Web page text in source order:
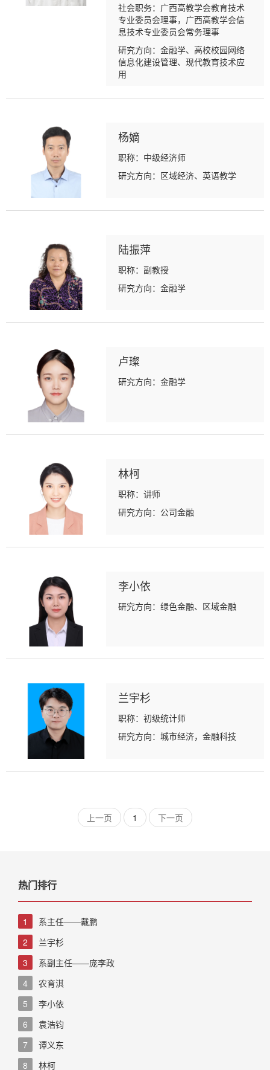
社会职务：广西高教学会教育技术
专业委员会理事，广西高教学会信
息技术专业委员会常务理事
研究方向：金融学、高校校园网络
信息化建设管理、现代教育技术应
用
杨嫡
职称：中级经济师
研究方向：区域经济、英语教学
陆振萍
职称：副教授
研究方向：金融学
卢璨
研究方向：金融学
林柯
职称：讲师
研究方向：公司金融
李小依
研究方向：绿色金融、区域金融
兰宇杉
职称：初级统计师
研究方向：城市经济，金融科技
上一页 1 下一页
热门排行
1
系主任——戴鹏
2
兰宇杉
3
系副主任——庞李政
4
农育淇
5
李小依
6
袁浩钧
7
谭义东
8
林柯